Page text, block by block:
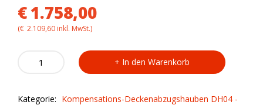
€1.758,00
(€ 2.109,60 inkl. MwSt.)
Kompensations-
Deckenabzugshaube
DH04/18
In den Warenkorb
Kategorie: Kompensations-Deckenabzugshauben DH04 -